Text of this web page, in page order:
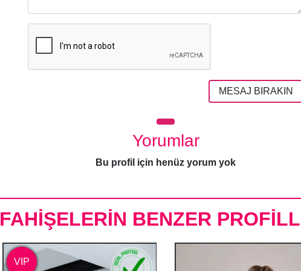
MESAJ BIRAKIN
Yorumlar
Bu profil için henüz yorum yok
FAHİŞELERİN BENZER
VIP